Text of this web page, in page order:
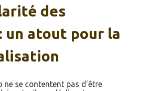
des
un atout pour la
ne se contentent pas d’être